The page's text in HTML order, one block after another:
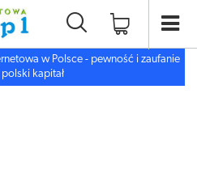
w Polsce - pewność i zaufanie
kapitał